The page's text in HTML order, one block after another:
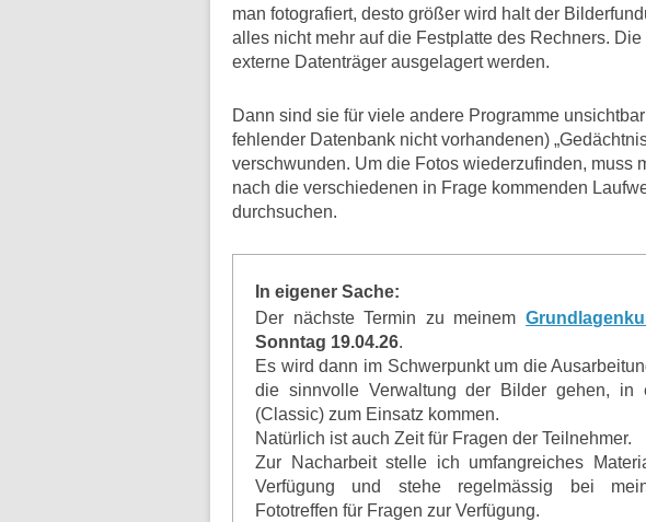
man fotografiert, desto größer wird halt der
alles nicht mehr auf die Festplatte des Rechners.
externe Datenträger ausgelagert werden.
Dann sind sie für viele andere Programme
fehlender Datenbank nicht vorhandenen)
verschwunden. Um die Fotos wiederzufinden, muss
nach die verschiedenen in Frage kommenden
durchsuchen.
In eigener Sache:
Der nächste Termin zu meinem
Sonntag 19.04.26.
Es wird dann im Schwerpunkt um die
die sinnvolle Verwaltung der Bilder gehen, in
(Classic) zum Einsatz kommen.
Natürlich ist auch Zeit für Fragen der Teilnehmer.
Zur Nacharbeit stelle ich umfangreiches
Verfügung und stehe regelmässig bei
Fototreffen für Fragen zur Verfügung.